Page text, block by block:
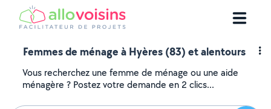
Femmes de ménage à Hyères (83) et alentours
Vous recherchez une femme de ménage ou une aide
ménagère ? Postez votre demande en 2 clics...